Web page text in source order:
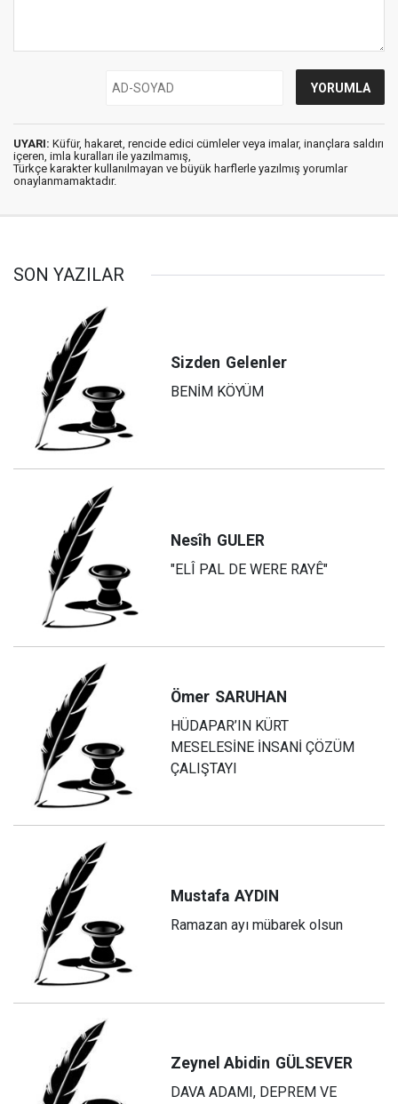
UYARI: Küfür, hakaret, rencide edici cümleler veya imalar, inançlara saldırı
içeren, imla kuralları ile yazılmamış,
Türkçe karakter kullanılmayan ve büyük harflerle yazılmış yorumlar
onaylanmamaktadır.
SON YAZILAR
Sizden Gelenler
BENİM KÖYÜM
Nesîh GULER
"ELÎ PAL DE WERE RAYÊ"
Ömer SARUHAN
HÜDAPAR’IN KÜRT
MESELESİNE İNSANİ ÇÖZÜM
ÇALIŞTAYI
Mustafa AYDIN
Ramazan ayı mübarek olsun
Zeynel Abidin GÜLSEVER
DAVA ADAMI, DEPREM VE